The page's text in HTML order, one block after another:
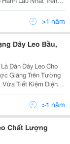
H
>1 năm
Dây Leo Bầu,
Dàn Dây Leo Cho
Gia Đình. Lưới
Hướng Ph
>1 năm
Chất Lượng